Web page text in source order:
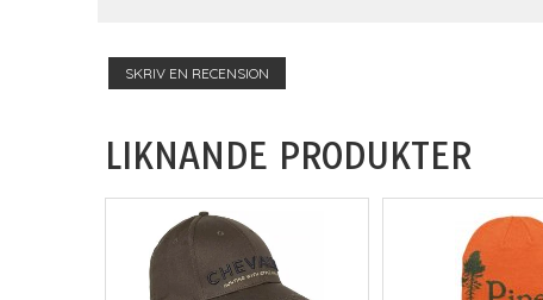
SKRIV EN RECENSION
LIKNANDE PRODUKTER